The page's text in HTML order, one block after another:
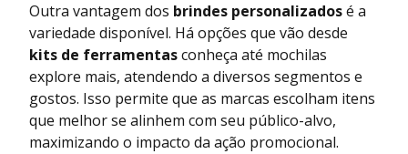
Outra vantagem dos brindes personalizadosé a
variedade disponível. Há opções que vão desde
kits de ferramentasconheça até mochilas
explore mais, atendendo a diversos segmentos e
gostos. Isso permite que as marcas escolham itens
que melhor se alinhem com seu público-alvo,
maximizando o impacto da ação promocional.